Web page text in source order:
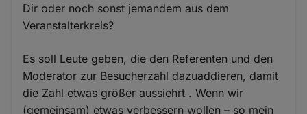
Dir oder noch sonst jemandem aus dem
Veranstalterkreis?
Es soll Leute geben, die den Referenten und den
Moderator zur Besucherzahl dazuaddieren, damit
die Zahl etwas größer aussiehrt . Wenn wir
(gemeinsam) etwas verbessern wollen – so mein